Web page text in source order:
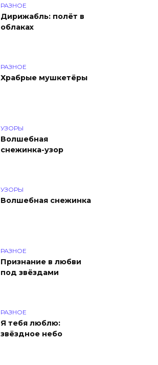
РАЗНОЕ
Дирижабль: полёт в
облаках
РАЗНОЕ
Храбрые мушкетёры
УЗОРЫ
Волшебная
снежинка-узор
УЗОРЫ
Волшебная снежинка
РАЗНОЕ
Признание в любви
под звёздами
РАЗНОЕ
Я тебя люблю:
звёздное небо